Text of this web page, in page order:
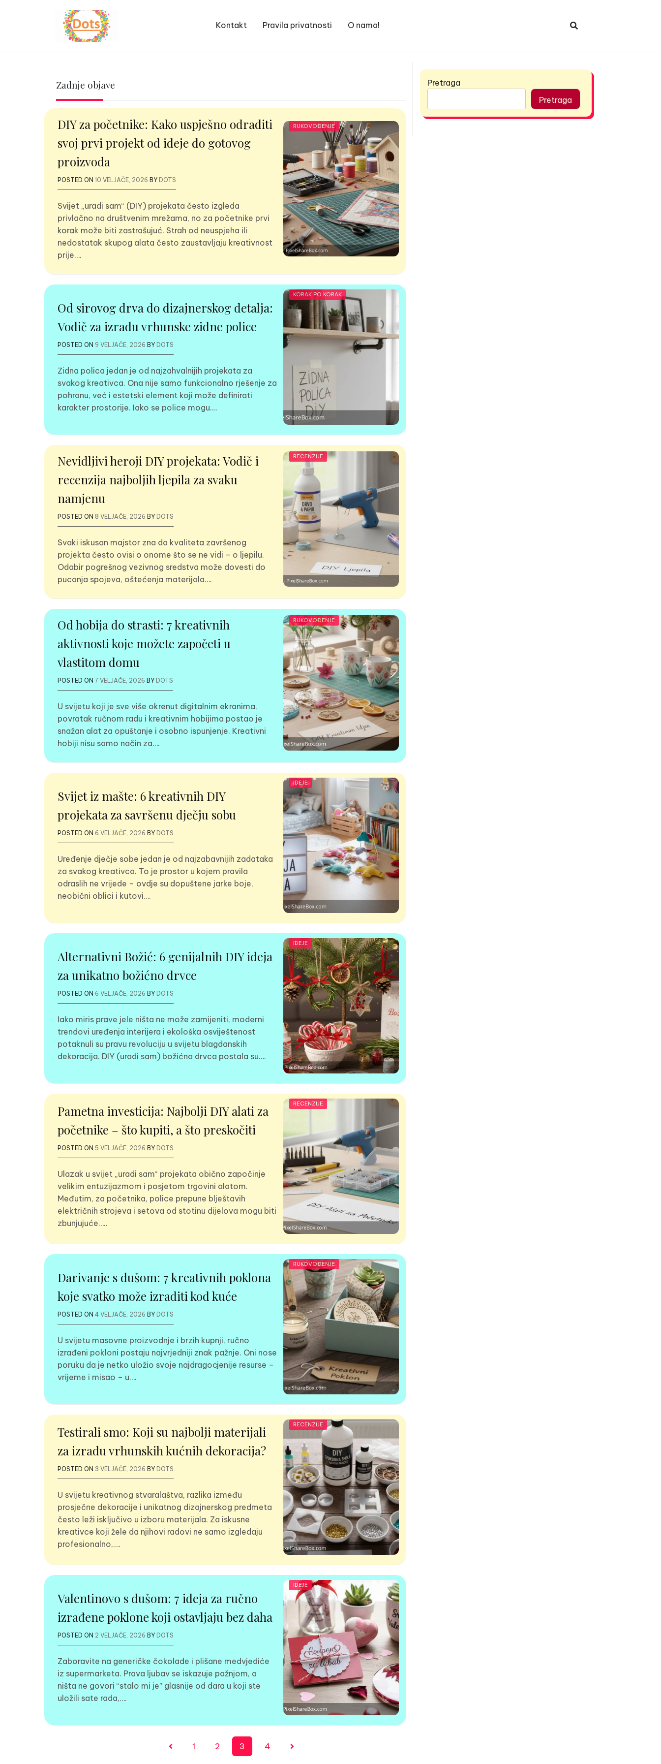
Kontakt Pravila privatnosti O nama!
Zadnje objave
DIY za početnike: Kako uspješno odraditi
svoj prvi projekt od ideje do gotovog
proizvoda
POSTED ON 10 VELJAČE, 2026 BY DOTS
Svijet „uradi sam“ (DIY) projekata često izgleda
privlačno na društvenim mrežama, no za početnike prvi
korak može biti zastrašujuć. Strah od neuspjeha ili
nedostatak skupog alata često zaustavljaju kreativnost
prije….
RUKOVOĐENJE
Od sirovog drva do dizajnerskog detalja:
Vodič za izradu vrhunske zidne police
POSTED ON 9 VELJAČE, 2026 BY DOTS
Zidna polica jedan je od najzahvalnijih projekata za
svakog kreativca. Ona nije samo funkcionalno rješenje za
pohranu, već i estetski element koji može definirati
karakter prostorije. Iako se police mogu….
KORAK PO KORAK
Nevidljivi heroji DIY projekata: Vodič i
recenzija najboljih ljepila za svaku
namjenu
POSTED ON 8 VELJAČE, 2026 BY DOTS
Svaki iskusan majstor zna da kvaliteta završenog
projekta često ovisi o onome što se ne vidi – o ljepilu.
Odabir pogrešnog vezivnog sredstva može dovesti do
pucanja spojeva, oštećenja materijala….
RECENZIJE
Od hobija do strasti: 7 kreativnih
aktivnosti koje možete započeti u
vlastitom domu
POSTED ON 7 VELJAČE, 2026 BY DOTS
U svijetu koji je sve više okrenut digitalnim ekranima,
povratak ručnom radu i kreativnim hobijima postao je
snažan alat za opuštanje i osobno ispunjenje. Kreativni
hobiji nisu samo način za….
RUKOVOĐENJE
Svijet iz mašte: 6 kreativnih DIY
projekata za savršenu dječju sobu
POSTED ON 6 VELJAČE, 2026 BY DOTS
Uređenje dječje sobe jedan je od najzabavnijih zadataka
za svakog kreativca. To je prostor u kojem pravila
odraslih ne vrijede – ovdje su dopuštene jarke boje,
neobični oblici i kutovi….
IDEJE
Alternativni Božić: 6 genijalnih DIY ideja
za unikatno božićno drvce
POSTED ON 6 VELJAČE, 2026 BY DOTS
Iako miris prave jele ništa ne može zamijeniti, moderni
trendovi uređenja interijera i ekološka osviještenost
potaknuli su pravu revoluciju u svijetu blagdanskih
dekoracija. DIY (uradi sam) božićna drvca postala su….
IDEJE
Pametna investicija: Najbolji DIY alati za
početnike – što kupiti, a što preskočiti
POSTED ON 5 VELJAČE, 2026 BY DOTS
Ulazak u svijet „uradi sam“ projekata obično započinje
velikim entuzijazmom i posjetom trgovini alatom.
Međutim, za početnika, police prepune blještavih
električnih strojeva i setova od stotinu dijelova mogu biti
zbunjujuće…..
RECENZIJE
Darivanje s dušom: 7 kreativnih poklona
koje svatko može izraditi kod kuće
POSTED ON 4 VELJAČE, 2026 BY DOTS
U svijetu masovne proizvodnje i brzih kupnji, ručno
izrađeni pokloni postaju najvrjedniji znak pažnje. Oni nose
poruku da je netko uložio svoje najdragocjenije resurse –
vrijeme i misao – u….
RUKOVOĐENJE
Testirali smo: Koji su najbolji materijali
za izradu vrhunskih kućnih dekoracija?
POSTED ON 3 VELJAČE, 2026 BY DOTS
U svijetu kreativnog stvaralaštva, razlika između
prosječne dekoracije i unikatnog dizajnerskog predmeta
često leži isključivo u izboru materijala. Za iskusne
kreativce koji žele da njihovi radovi ne samo izgledaju
profesionalno,….
RECENZIJE
Valentinovo s dušom: 7 ideja za ručno
izrađene poklone koji ostavljaju bez daha
POSTED ON 2 VELJAČE, 2026 BY DOTS
Zaboravite na generičke čokolade i plišane medvjediće
iz supermarketa. Prava ljubav se iskazuje pažnjom, a
ništa ne govori “stalo mi je” glasnije od dara u koji ste
uložili sate rada,….
IDEJE
1 2 3 4
Pretraga
Pretraga